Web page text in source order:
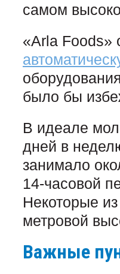
самом
«Arla Foods»
было бы
В идеале
дней в
занимало
14-часовой
Некоторые
метровой
Важные